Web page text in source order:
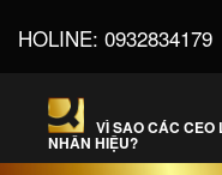
HOLINE: 0932834179
VÌ SAO CÁC CEO
NHÂN HIỆU?